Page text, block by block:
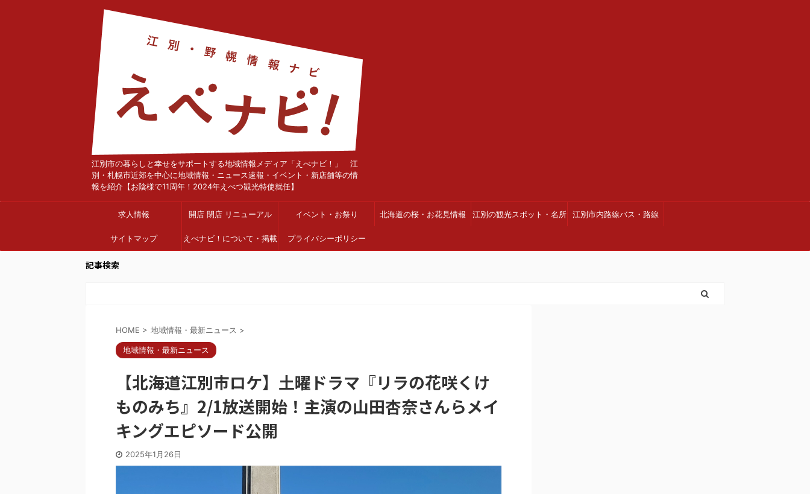
江別市の暮らしと幸せをサポートする地域情報メディア「えべナビ！」 江
別・札幌市近郊を中心に地域情報・ニュース速報・イベント・新店舗等の情
報を紹介【お陰様で11周年！2024年えべつ観光特使就任】
求人情報 開店 閉店 リニューアル イベント・お祭り 北海道の桜・お花見情報 江別の観光スポット・名所 江別市内路線バス・路線
サイトマップ えべナビ！について・掲載 プライバシーポリシー
記事検索
HOME > 地域情報・最新ニュース >
地域情報・最新ニュース
【北海道江別市ロケ】土曜ドラマ『リラの花咲くけ
ものみち』2/1放送開始！主演の山田杏奈さんらメイ
キングエピソード公開
2025年1月26日